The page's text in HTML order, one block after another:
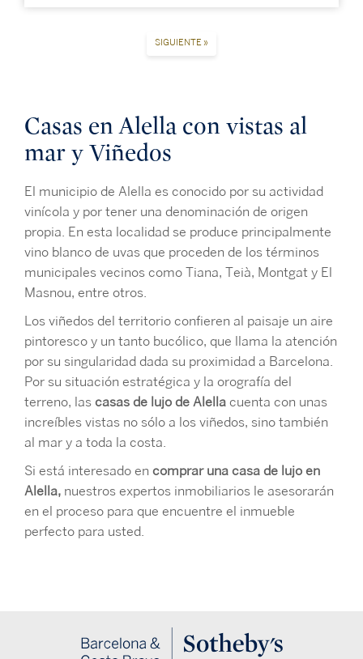
SIGUIENTE »
Casas en Alella con vistas al
mar y Viñedos
El municipio de Alella es conocido por su actividad
vinícola y por tener una denominación de origen
propia. En esta localidad se produce principalmente
vino blanco de uvas que proceden de los términos
municipales vecinos como Tiana, Teià, Montgat y El
Masnou, entre otros.
Los viñedos del territorio confieren al paisaje un aire
pintoresco y un tanto bucólico, que llama la atención
por su singularidad dada su proximidad a Barcelona.
Por su situación estratégica y la orografía del
terreno, las casas de lujo de Alella cuenta con unas
increíbles vistas no sólo a los viñedos, sino también
al mar y a toda la costa.
Si está interesado en comprar una casa de lujo en
Alella, nuestros expertos inmobiliarios le asesorarán
en el proceso para que encuentre el inmueble
perfecto para usted.